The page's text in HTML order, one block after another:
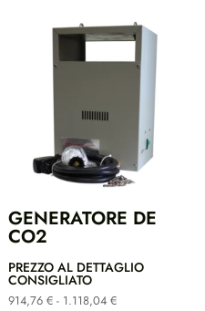
GENERATORE DE
CO2
PREZZO AL DETTAGLIO
CONSIGLIATO
914,76 € - 1.118,04 €Fascia